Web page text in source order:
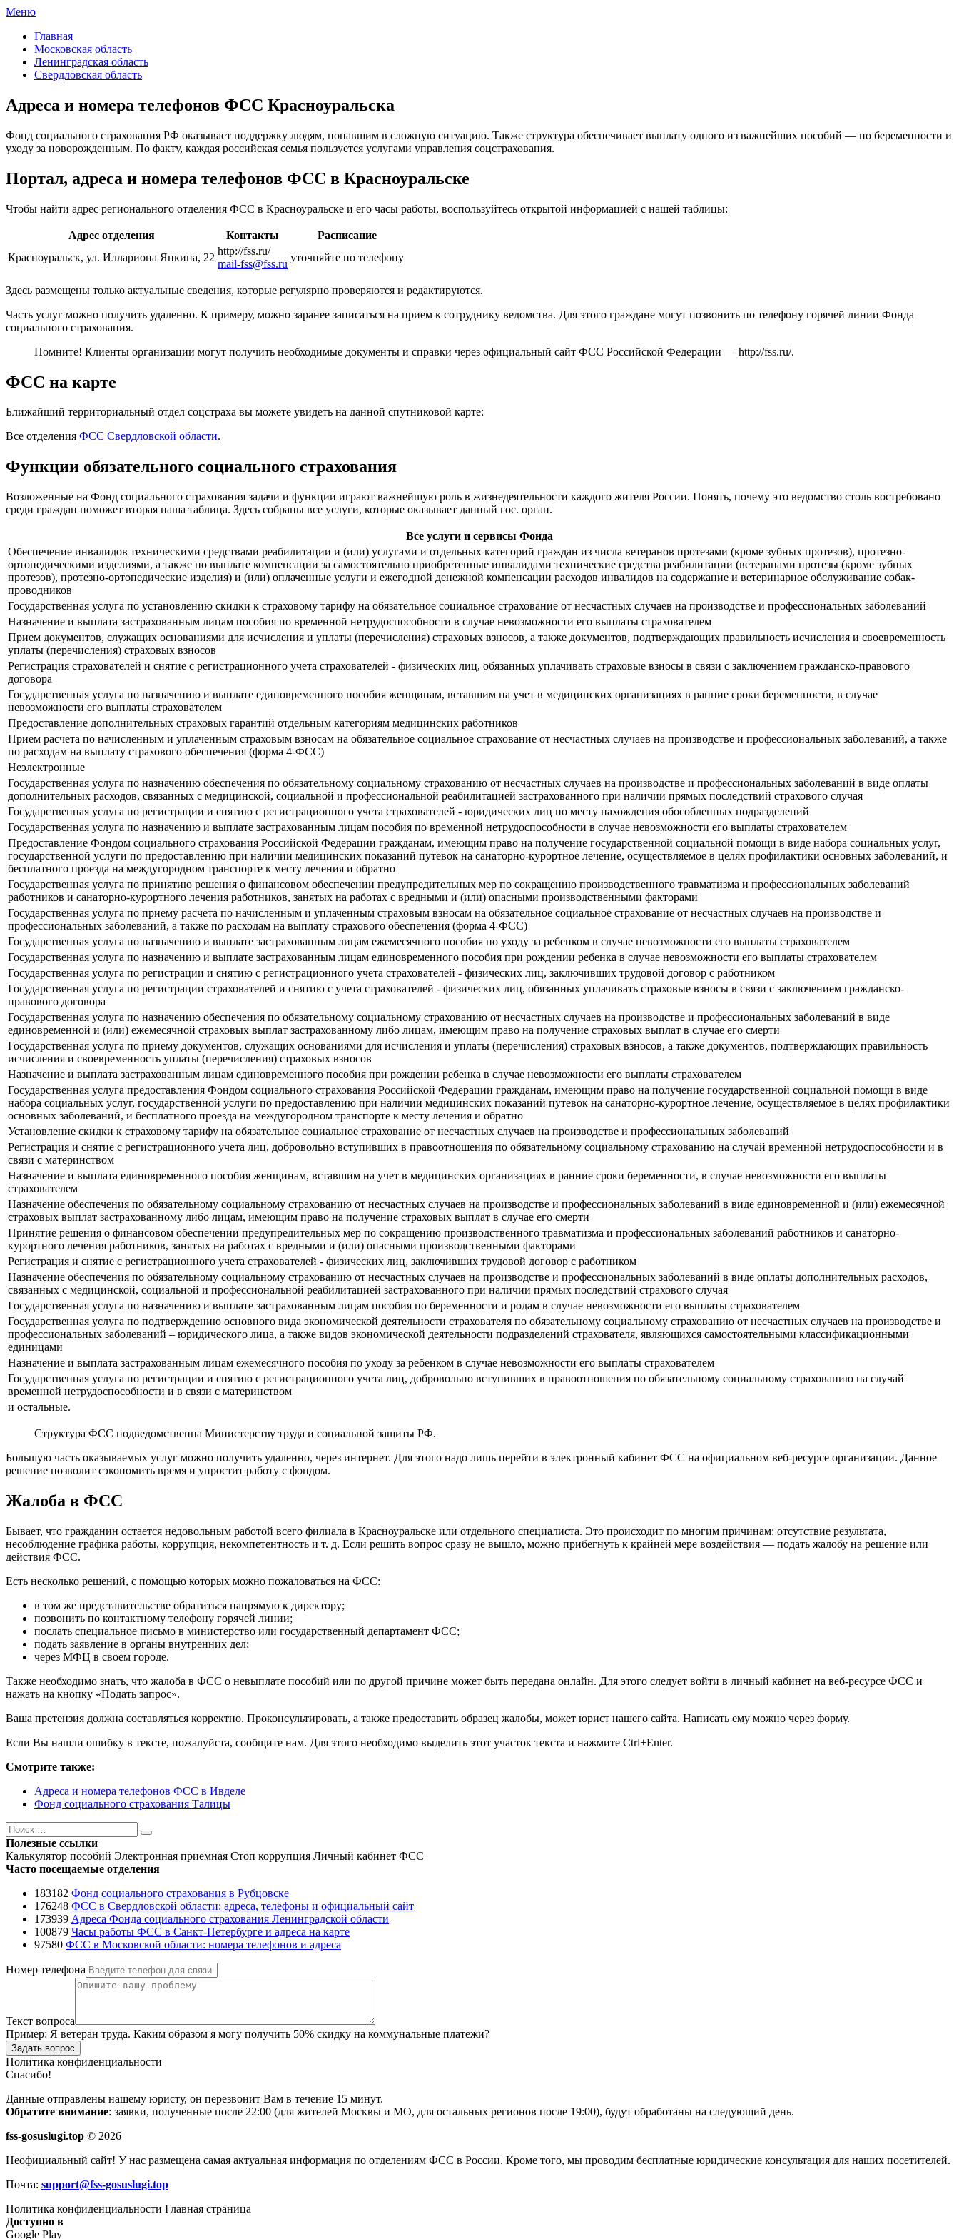
Меню
Главная
Московская область
Ленинградская область
Свердловская область
Адреса и номера телефонов ФСС Красноуральска
Фонд социального страхования РФ оказывает поддержку людям, попавшим в сложную ситуацию. Также структура обеспечивает выплату одного из важнейших пособий — по беременности и
уходу за новорожденным. По факту, каждая российская семья пользуется услугами управления соцстрахования.
Портал, адреса и номера телефонов ФСС в Красноуральске
Чтобы найти адрес регионального отделения ФСС в Красноуральске и его часы работы, воспользуйтесь открытой информацией с нашей таблицы:
Адрес отделения Контакты
Расписание
Красноуральск, ул. Иллариона Янкина, 22
http://fss.ru/
mail-fss@fss.ru
уточняйте по телефону
Здесь размещены только актуальные сведения, которые регулярно проверяются и редактируются.
Часть услуг можно получить удаленно. К примеру, можно заранее записаться на прием к сотруднику ведомства. Для этого граждане могут позвонить по телефону горячей линии Фонда
социального страхования.
Помните! Клиенты организации могут получить необходимые документы и справки через официальный сайт ФСС Российской Федерации — http://fss.ru/.
ФСС на карте
Ближайший территориальный отдел соцстраха вы можете увидеть на данной спутниковой карте:
Все отделения ФСС Свердловской области.
Функции обязательного социального страхования
Возложенные на Фонд социального страхования задачи и функции играют важнейшую роль в жизнедеятельности каждого жителя России. Понять, почему это ведомство столь востребовано
среди граждан поможет вторая наша таблица. Здесь собраны все услуги, которые оказывает данный гос. орган.
Все услуги и сервисы Фонда
Обеспечение инвалидов техническими средствами реабилитации и (или) услугами и отдельных категорий граждан из числа ветеранов протезами (кроме зубных протезов), протезно-
ортопедическими изделиями, а также по выплате компенсации за самостоятельно приобретенные инвалидами технические средства реабилитации (ветеранами протезы (кроме зубных
протезов), протезно-ортопедические изделия) и (или) оплаченные услуги и ежегодной денежной компенсации расходов инвалидов на содержание и ветеринарное обслуживание собак-
проводников
Государственная услуга по установлению скидки к страховому тарифу на обязательное социальное страхование от несчастных случаев на производстве и профессиональных заболеваний
Назначение и выплата застрахованным лицам пособия по временной нетрудоспособности в случае невозможности его выплаты страхователем
Прием документов, служащих основаниями для исчисления и уплаты (перечисления) страховых взносов, а также документов, подтверждающих правильность исчисления и своевременность
уплаты (перечисления) страховых взносов
Регистрация страхователей и снятие с регистрационного учета страхователей - физических лиц, обязанных уплачивать страховые взносы в связи с заключением гражданско-правового
договора
Государственная услуга по назначению и выплате единовременного пособия женщинам, вставшим на учет в медицинских организациях в ранние сроки беременности, в случае
невозможности его выплаты страхователем
Предоставление дополнительных страховых гарантий отдельным категориям медицинских работников
Прием расчета по начисленным и уплаченным страховым взносам на обязательное социальное страхование от несчастных случаев на производстве и профессиональных заболеваний, а также
по расходам на выплату страхового обеспечения (форма 4-ФСС)
Неэлектронные
Государственная услуга по назначению обеспечения по обязательному социальному страхованию от несчастных случаев на производстве и профессиональных заболеваний в виде оплаты
дополнительных расходов, связанных с медицинской, социальной и профессиональной реабилитацией застрахованного при наличии прямых последствий страхового случая
Государственная услуга по регистрации и снятию с регистрационного учета страхователей - юридических лиц по месту нахождения обособленных подразделений
Государственная услуга по назначению и выплате застрахованным лицам пособия по временной нетрудоспособности в случае невозможности его выплаты страхователем
Предоставление Фондом социального страхования Российской Федерации гражданам, имеющим право на получение государственной социальной помощи в виде набора социальных услуг,
государственной услуги по предоставлению при наличии медицинских показаний путевок на санаторно-курортное лечение, осуществляемое в целях профилактики основных заболеваний, и
бесплатного проезда на междугородном транспорте к месту лечения и обратно
Государственная услуга по принятию решения о финансовом обеспечении предупредительных мер по сокращению производственного травматизма и профессиональных заболеваний
работников и санаторно-курортного лечения работников, занятых на работах с вредными и (или) опасными производственными факторами
Государственная услуга по приему расчета по начисленным и уплаченным страховым взносам на обязательное социальное страхование от несчастных случаев на производстве и
профессиональных заболеваний, а также по расходам на выплату страхового обеспечения (форма 4-ФСС)
Государственная услуга по назначению и выплате застрахованным лицам ежемесячного пособия по уходу за ребенком в случае невозможности его выплаты страхователем
Государственная услуга по назначению и выплате застрахованным лицам единовременного пособия при рождении ребенка в случае невозможности его выплаты страхователем
Государственная услуга по регистрации и снятию с регистрационного учета страхователей - физических лиц, заключивших трудовой договор с работником
Государственная услуга по регистрации страхователей и снятию с учета страхователей - физических лиц, обязанных уплачивать страховые взносы в связи с заключением гражданско-
правового договора
Государственная услуга по назначению обеспечения по обязательному социальному страхованию от несчастных случаев на производстве и профессиональных заболеваний в виде
единовременной и (или) ежемесячной страховых выплат застрахованному либо лицам, имеющим право на получение страховых выплат в случае его смерти
Государственная услуга по приему документов, служащих основаниями для исчисления и уплаты (перечисления) страховых взносов, а также документов, подтверждающих правильность
исчисления и своевременность уплаты (перечисления) страховых взносов
Назначение и выплата застрахованным лицам единовременного пособия при рождении ребенка в случае невозможности его выплаты страхователем
Государственная услуга предоставления Фондом социального страхования Российской Федерации гражданам, имеющим право на получение государственной социальной помощи в виде
набора социальных услуг, государственной услуги по предоставлению при наличии медицинских показаний путевок на санаторно-курортное лечение, осуществляемое в целях профилактики
основных заболеваний, и бесплатного проезда на междугородном транспорте к месту лечения и обратно
Установление скидки к страховому тарифу на обязательное социальное страхование от несчастных случаев на производстве и профессиональных заболеваний
Регистрация и снятие с регистрационного учета лиц, добровольно вступивших в правоотношения по обязательному социальному страхованию на случай временной нетрудоспособности и в
связи с материнством
Назначение и выплата единовременного пособия женщинам, вставшим на учет в медицинских организациях в ранние сроки беременности, в случае невозможности его выплаты
страхователем
Назначение обеспечения по обязательному социальному страхованию от несчастных случаев на производстве и профессиональных заболеваний в виде единовременной и (или) ежемесячной
страховых выплат застрахованному либо лицам, имеющим право на получение страховых выплат в случае его смерти
Принятие решения о финансовом обеспечении предупредительных мер по сокращению производственного травматизма и профессиональных заболеваний работников и санаторно-
курортного лечения работников, занятых на работах с вредными и (или) опасными производственными факторами
Регистрация и снятие с регистрационного учета страхователей - физических лиц, заключивших трудовой договор с работником
Назначение обеспечения по обязательному социальному страхованию от несчастных случаев на производстве и профессиональных заболеваний в виде оплаты дополнительных расходов,
связанных с медицинской, социальной и профессиональной реабилитацией застрахованного при наличии прямых последствий страхового случая
Государственная услуга по назначению и выплате застрахованным лицам пособия по беременности и родам в случае невозможности его выплаты страхователем
Государственная услуга по подтверждению основного вида экономической деятельности страхователя по обязательному социальному страхованию от несчастных случаев на производстве и
профессиональных заболеваний – юридического лица, а также видов экономической деятельности подразделений страхователя, являющихся самостоятельными классификационными
единицами
Назначение и выплата застрахованным лицам ежемесячного пособия по уходу за ребенком в случае невозможности его выплаты страхователем
Государственная услуга по регистрации и снятию с регистрационного учета лиц, добровольно вступивших в правоотношения по обязательному социальному страхованию на случай
временной нетрудоспособности и в связи с материнством
и остальные.
Структура ФСС подведомственна Министерству труда и социальной защиты РФ.
Большую часть оказываемых услуг можно получить удаленно, через интернет. Для этого надо лишь перейти в электронный кабинет ФСС на официальном веб-ресурсе организации. Данное
решение позволит сэкономить время и упростит работу с фондом.
Жалоба в ФСС
Бывает, что гражданин остается недовольным работой всего филиала в Красноуральске или отдельного специалиста. Это происходит по многим причинам: отсутствие результата,
несоблюдение графика работы, коррупция, некомпетентность и т. д. Если решить вопрос сразу не вышло, можно прибегнуть к крайней мере воздействия — подать жалобу на решение или
действия ФСС.
Есть несколько решений, с помощью которых можно пожаловаться на ФСС:
в том же представительстве обратиться напрямую к директору;
позвонить по контактному телефону горячей линии;
послать специальное письмо в министерство или государственный департамент ФСС;
подать заявление в органы внутренних дел;
через МФЦ в своем городе.
Также необходимо знать, что жалоба в ФСС о невыплате пособий или по другой причине может быть передана онлайн. Для этого следует войти в личный кабинет на веб-ресурсе ФСС и
нажать на кнопку «Подать запрос».
Ваша претензия должна составляться корректно. Проконсультировать, а также предоставить образец жалобы, может юрист нашего сайта. Написать ему можно через форму.
Если Вы нашли ошибку в тексте, пожалуйста, сообщите нам. Для этого необходимо выделить этот участок текста и нажмите Ctrl+Enter.
Смотрите также:
Адреса и номера телефонов ФСС в Ивделе
Фонд социального страхования Талицы
Поиск
Поиск
Полезные ссылки
Калькулятор пособий Электронная приемная Стоп коррупция Личный кабинет ФСС
Часто посещаемые отделения
183182 Фонд социального страхования в Рубцовске
176248 ФСС в Свердловской области: адреса, телефоны и официальный сайт
173939 Адреса Фонда социального страхования Ленинградской области
100879 Часы работы ФСС в Санкт-Петербурге и адреса на карте
97580 ФСС в Московской области: номера телефонов и адреса
Номер телефона
Текст вопроса
Пример: Я ветеран труда. Каким образом я могу получить 50% скидку на коммунальные платежи?
Задать вопрос
Политика конфиденциальности
Спасибо!
Данные отправлены нашему юристу, он перезвонит Вам в течение 15 минут.
Обратите внимание: заявки, полученные после 22:00 (для жителей Москвы и МО, для остальных регионов после 19:00), будут обработаны на следующий день.
fss-gosuslugi.top © 2026
Неофициальный сайт! У нас размещена самая актуальная информация по отделениям ФСС в России. Кроме того, мы проводим бесплатные юридические консультация для наших посетителей.
Почта: support@fss-gosuslugi.top
Политика конфиденциальности Главная страница
Доступно в
Google Play